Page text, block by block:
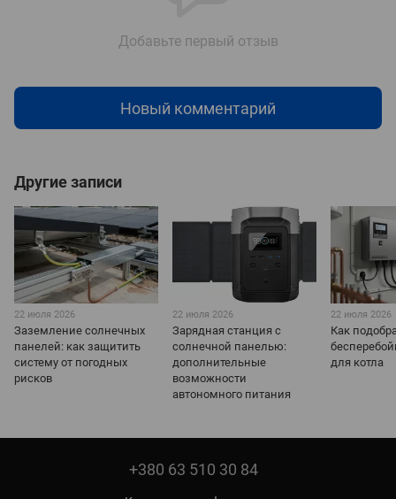
Добавьте первый отзыв
Новый комментарий
Другие записи
22 июля 2026
Заземление солнечных
панелей: как защитить
систему от погодных
рисков
22 июля 2026
Зарядная станция с
солнечной панелью:
дополнительные
возможности
автономного питания
22 июля 2026
Как
для котла
+380 63 510 30 84